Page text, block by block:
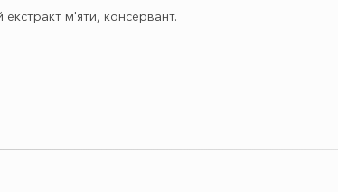
екстракт м'яти, консервант.